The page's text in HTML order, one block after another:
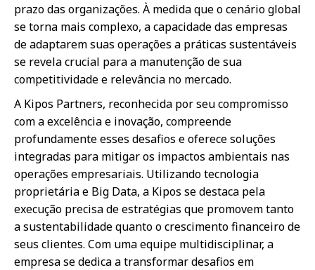
prazo das organizações. À medida que o cenário global
se torna mais complexo, a capacidade das empresas
de adaptarem suas operações a práticas sustentáveis
se revela crucial para a manutenção de sua
competitividade e relevância no mercado.
A Kipos Partners, reconhecida por seu compromisso
com a excelência e inovação, compreende
profundamente esses desafios e oferece soluções
integradas para mitigar os impactos ambientais nas
operações empresariais. Utilizando tecnologia
proprietária e Big Data, a Kipos se destaca pela
execução precisa de estratégias que promovem tanto
a sustentabilidade quanto o crescimento financeiro de
seus clientes. Com uma equipe multidisciplinar, a
empresa se dedica a transformar desafios em